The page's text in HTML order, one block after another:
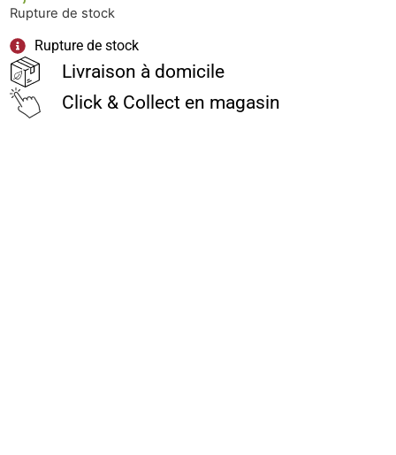
Rupture de stock
Rupture de stock
Livraison à domicile
Click & Collect en magasin